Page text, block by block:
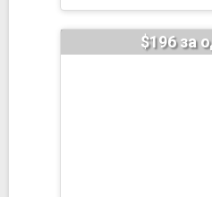
$196 за